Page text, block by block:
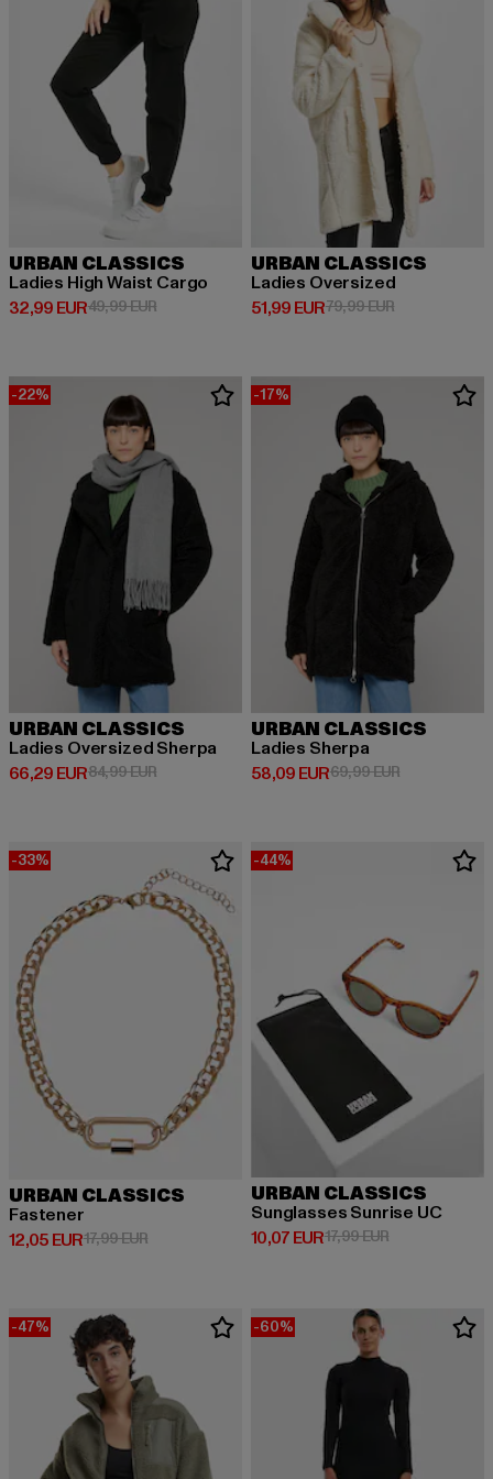
URBAN CLASSICS
Ladies High Waist Cargo
32,99 EUR
Ajankohtainen hinta: 32,99 EUR
49,99 EURKampanjahinta: 49,99 EUR
URBAN CLASSICS
Ladies Oversized
51,99 EUR
Ajankohtainen hinta: 51,99 EUR
79,99 EUR
-22%
URBAN CLASSICS
Ladies Oversized Sherpa
66,29 EUR
Ajankohtainen hinta: 66,29 EUR
84,99 EURKampanjahinta: 84,99 EUR
-17%
URBAN CLASSICS
Ladies Sherpa
58,09 EUR
Ajankohtainen hinta: 58,09 EUR
69,99 EUR
-33%
URBAN CLASSICS
Fastener
12,05 EUR
Ajankohtainen hinta: 12,05 EUR
17,99 EURKampanjahinta: 17,99 EUR
-44%
URBAN CLASSICS
Sunglasses Sunrise UC
10,07 EUR
Ajankohtainen hinta: 10,07 EUR
17,99 EURKampanjahinta:
-47% -60%